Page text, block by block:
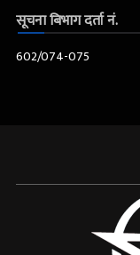
सूचना बिभाग दर्ता नं.
602/074-075